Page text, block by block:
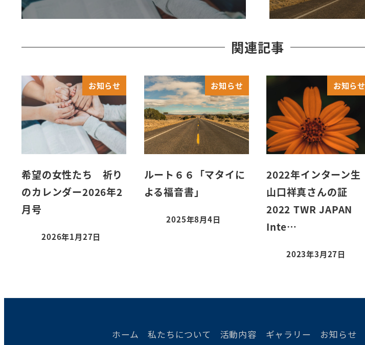
関連記事
お知らせ
希望の女性たち 祈り
のカレンダー2026年2
月号
2026年1月27日
お知らせ
ルート６６「マタイに
よる福音書」
2025年8月4日
お知らせ
2022年インターン生
山口祥真さんの証
2022 TWR JAPAN
Inte…
2023年3月27日
ホーム 私たちについて 活動内容 ギャラリー お知らせ